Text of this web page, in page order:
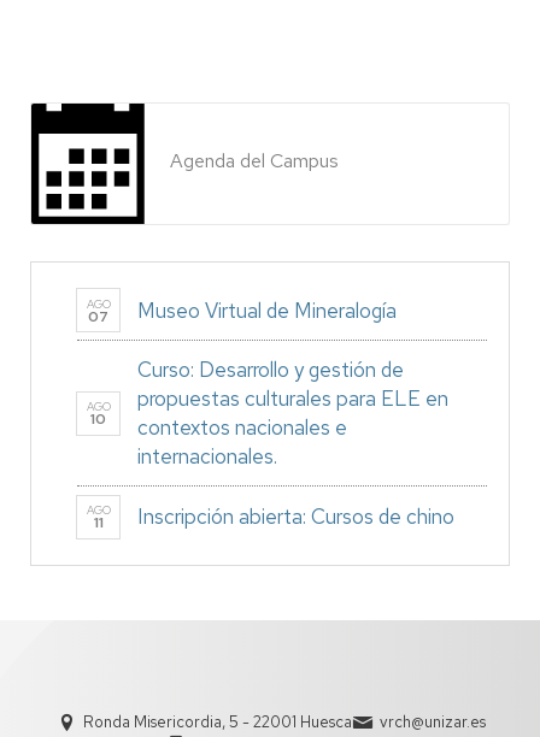
Agenda del Campus
AGO
07 Museo Virtual de Mineralogía
AGO
10
Curso: Desarrollo y gestión de
propuestas culturales para ELE en
contextos nacionales e
internacionales.
AGO
11 Inscripción abierta: Cursos de chino
Ronda Misericordia, 5 - 22001 Huesca
vrch@unizar.es